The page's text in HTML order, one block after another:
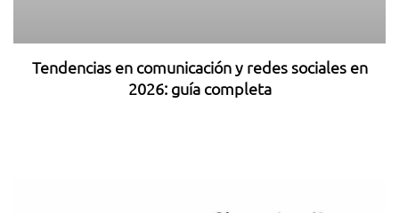
Tendencias en comunicación y redes sociales en
2026: guía completa